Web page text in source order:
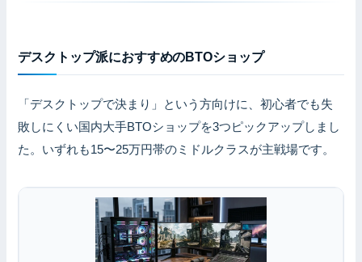
デスクトップ派におすすめのBTOショップ
「デスクトップで決まり」という方向けに、初心者でも失
敗しにくい国内大手BTOショップを3つピックアップしまし
た。いずれも15〜25万円帯のミドルクラスが主戦場です。